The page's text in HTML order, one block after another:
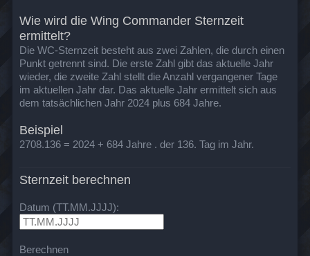
Wie wird die Wing Commander Sternzeit
ermittelt?
Die WC-Sternzeit besteht aus zwei Zahlen, die durch einen
Punkt getrennt sind. Die erste Zahl gibt das aktuelle Jahr
wieder, die zweite Zahl stellt die Anzahl vergangener Tage
im aktuellen Jahr dar. Das aktuelle Jahr ermittelt sich aus
dem tatsächlichen Jahr 2024 plus 684 Jahre.
Beispiel
2708.136 = 2024 + 684 Jahre . der 136. Tag im Jahr.
Sternzeit berechnen
Datum (TT.MM.JJJJ):
Berechnen